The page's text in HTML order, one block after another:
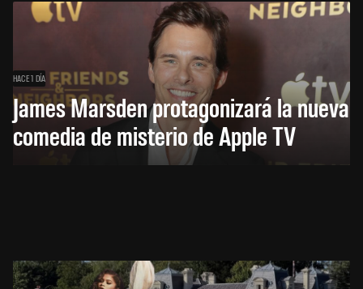
HACE 1 DÍA
James Marsden protagonizará la nueva
comedia de misterio de Apple TV